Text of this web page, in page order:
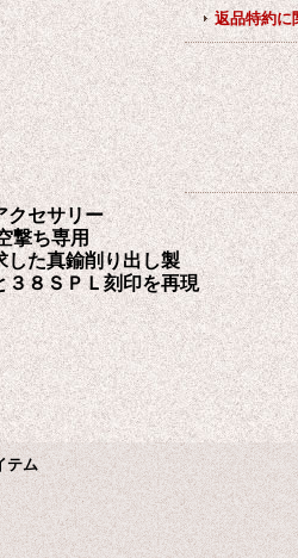
返品特約に
クセサリー
撃ち専用
した真鍮削り出し製
３８ＳＰＬ刻印を再現
テム